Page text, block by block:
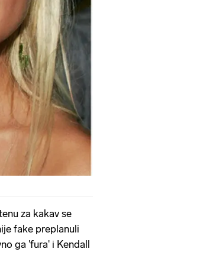
za kakav se
fake preplanuli
ga 'fura' i Kendall